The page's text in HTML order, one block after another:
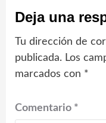
Deja una
Tu dirección de
publicada. Los
marcados con *
Comentario *